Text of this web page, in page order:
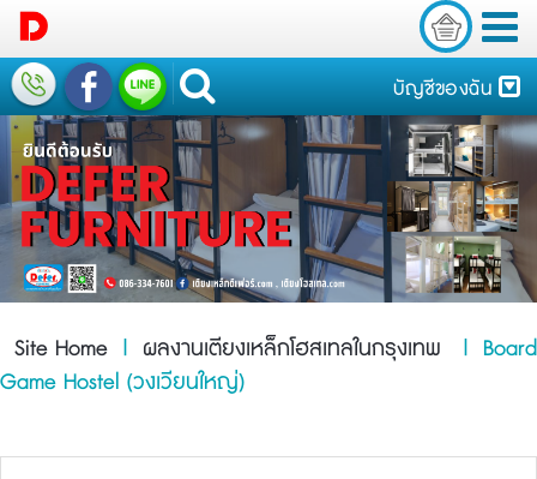
บัญชีของฉัน
Site Home | ผลงานเตียงเหล็กโฮสเทลในกรุงเทพ | Board
Game Hostel (วงเวียนใหญ่)